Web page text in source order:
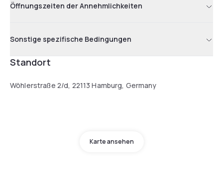
Öffnungszeiten der Annehmlichkeiten
Sonstige spezifische Bedingungen
Standort
Wöhlerstraße 2/d, 22113 Hamburg, Germany
Karte ansehen